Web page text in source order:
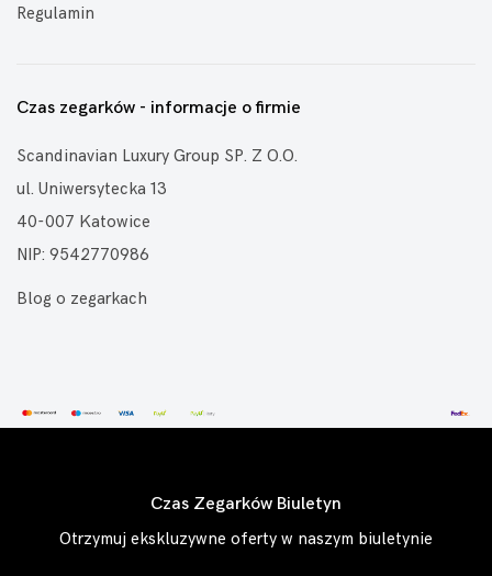
Regulamin
Czas zegarków - informacje o firmie
Scandinavian Luxury Group SP. Z O.O.
ul. Uniwersytecka 13
40-007 Katowice
NIP: 9542770986
Blog o zegarkach
Czas Zegarków Biuletyn
Otrzymuj ekskluzywne oferty w naszym biuletynie